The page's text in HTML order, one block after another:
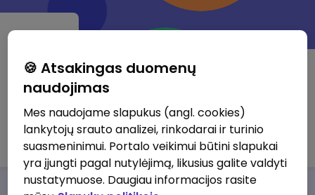
Viešoji įstaiga "Tavaip"
http://www.okkarjera.com
🍪 Atsakingas duomenų
naudojimas
Mes naudojame slapukus (angl. cookies)
lankytojų srauto analizei, rinkodarai ir turinio
suasmeninimui. Portalo veikimui būtini slapukai
yra įjungti pagal nutylėjimą, likusius galite valdyti
nustatymuose. Daugiau informacijos rasite